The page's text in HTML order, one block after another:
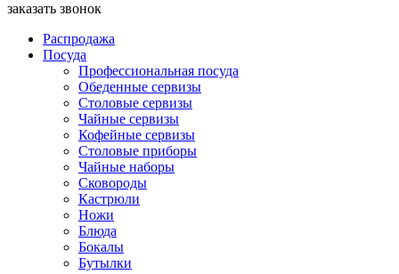
заказать звонок
Распродажа
Посуда
Профессиональная посуда
Обеденные сервизы
Столовые сервизы
Чайные сервизы
Кофейные сервизы
Столовые приборы
Чайные наборы
Сковороды
Кастрюли
Ножи
Блюда
Бокалы
Бутылки